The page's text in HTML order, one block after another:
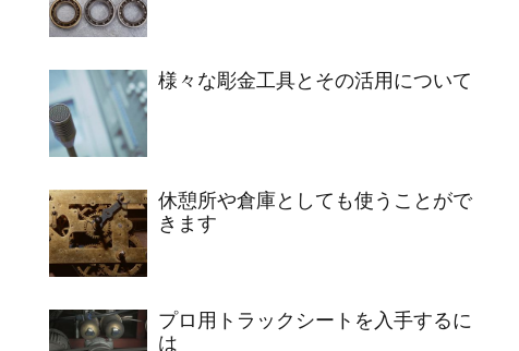
様々な彫金工具とその活用について
休憩所や倉庫としても使うことがで
きます
プロ用トラックシートを入手するに
は